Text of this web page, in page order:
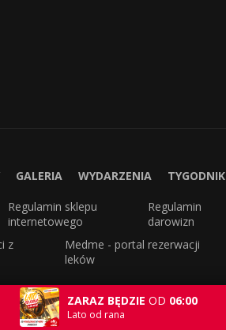
ZARAZ BĘDZIE OD 06:00
Lato od rana
GALERIA WYDARZENIA TYGODNIK
Regulamin sklepu
internetowego
Regulamin
darowizn
z
Medme - portal rezerwacji
leków